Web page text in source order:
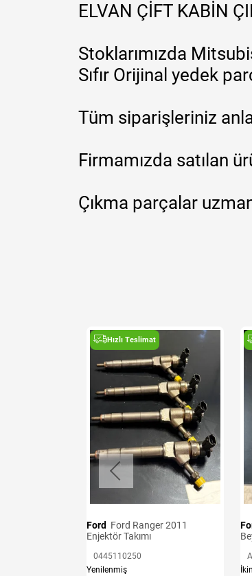
ELVAN ÇİFT KABİN
Stoklarımızda
Sıfır Orijinal yedek
Tüm siparişleriniz
Firmamızda satılan
Çıkma parçalar
Hızlı Teslimat
Ford
Enjektör Takımı
0445110250
Yenilenmiş